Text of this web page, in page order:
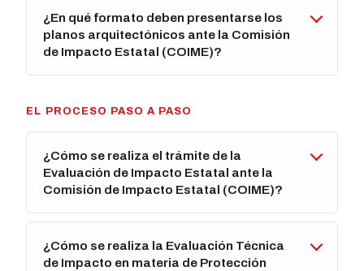
¿En qué formato deben presentarse los
planos arquitectónicos ante la Comisión
de Impacto Estatal (COIME)?
EL PROCESO PASO A PASO
¿Cómo se realiza el trámite de la
Evaluación de Impacto Estatal ante la
Comisión de Impacto Estatal (COIME)?
¿Cómo se realiza la Evaluación Técnica
de Impacto en materia de Protección